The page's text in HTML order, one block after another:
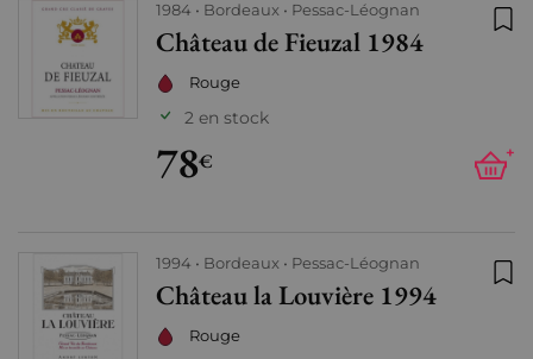
1984 Bordeaux Pessac-Léognan
Château de Fieuzal 1984
Rouge
2 en stock
78€ +
1994 Bordeaux Pessac-Léognan
Château la Louvière 1994
Rouge